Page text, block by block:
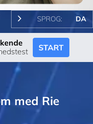
SPROG: DA
START
med Rie